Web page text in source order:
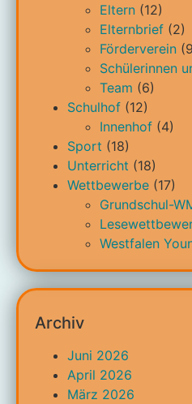
Eltern (12)
Elternbrief (2)
Förderverein
Schülerinnen
Team (6)
Schulhof (12)
Innenhof (4)
Sport (18)
Unterricht (18)
Wettbewerbe (17)
Grundschul-
Westfalen
Archiv
Juni 2026
April 2026
März 2026